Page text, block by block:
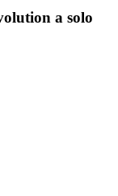
a solo